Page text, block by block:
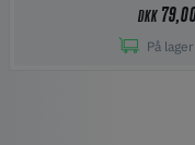
DKK
På lager